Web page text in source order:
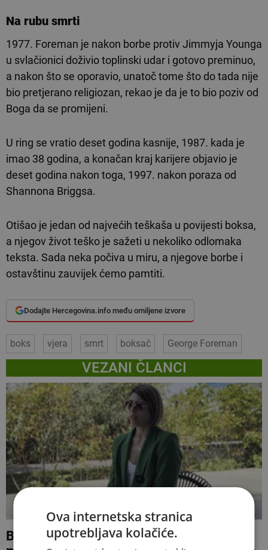
Na rubu smrti
1977. Foreman je nakon borbe protiv Jimmyja Younga
u svlačionici doživio toplinski udar i gotovo preminuo,
a nakon što se oporavio, unatoč tome što do tada nije
bio pretjerano religiozan, rekao je da je to bio poziv od
Boga da se promijeni.
U ring se vratio deset godina kasnije, 1987. kada je
imao 38 godina, a konačan kraj karijere objavio je
deset godina nakon toga, 1997. nakon poraza od
Shannona Briggsa.
Otišao je jedan od najvećih teškaša u povijesti boksa,
a njegov život teško je sažeti u nekoliko odlomaka
teksta. Sada neka počiva u miru, a njegove borbe i
ostavštinu zauvijek ćemo pamtiti.
Dodajte Hercegovina.info među omiljene izvore
boks vjera smrt boksač George Foreman
VEZANI ČLANCI
Blanka Vlašić progovorila o obraćenju i
Ova internetska stranica
upotrebljava kolačiće.